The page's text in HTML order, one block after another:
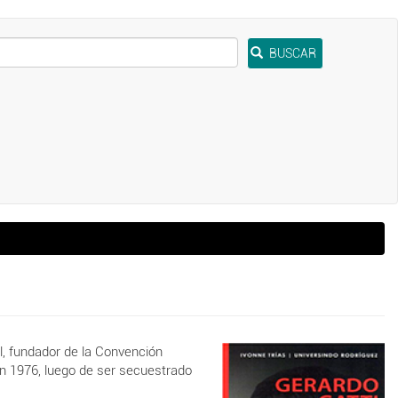
BUSCAR
fundador de la Convención
1976, luego de ser secuestrado